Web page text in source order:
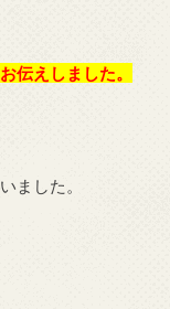
伝えしました。
ました。